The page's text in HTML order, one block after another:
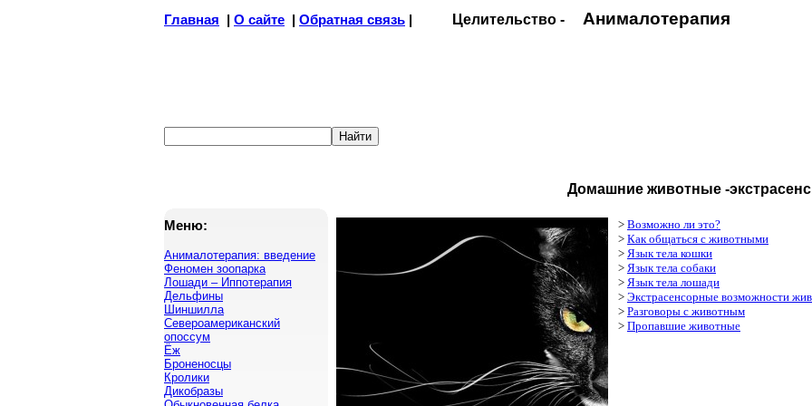
Главная | О сайте | Обратная связь | Целительство - Анималотерапия
Домашние животные -
Меню:
Анималотерапия: введение
Феномен зоопарка
Лошади – Иппотерапия
Дельфины
Шиншилла
Североамериканский
опоссум
Ёж
Броненосцы
Кролики
Дикобразы
> Возможно ли это?
> Как общаться с животными
> Язык тела кошки
> Язык тела собаки
> Язык тела лошади
> Экстрасенсорные возможности
> Разговоры с животным
> Пропавшие животные